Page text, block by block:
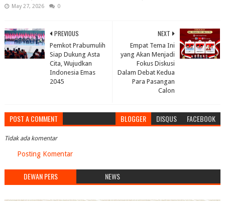
May 27, 2026 0
NEXT
Empat Tema Ini
yang Akan Menjadi
Fokus Diskusi
Dalam Debat Kedua
Para Pasangan
Calon
PREVIOUS
Pemkot Prabumulih
Siap Dukung Asta
Cita, Wujudkan
Indonesia Emas
2045
POST A COMMENT BLOGGER DISQUS FACEBOOK
Tidak ada komentar
Posting Komentar
DEWAN PERS NEWS